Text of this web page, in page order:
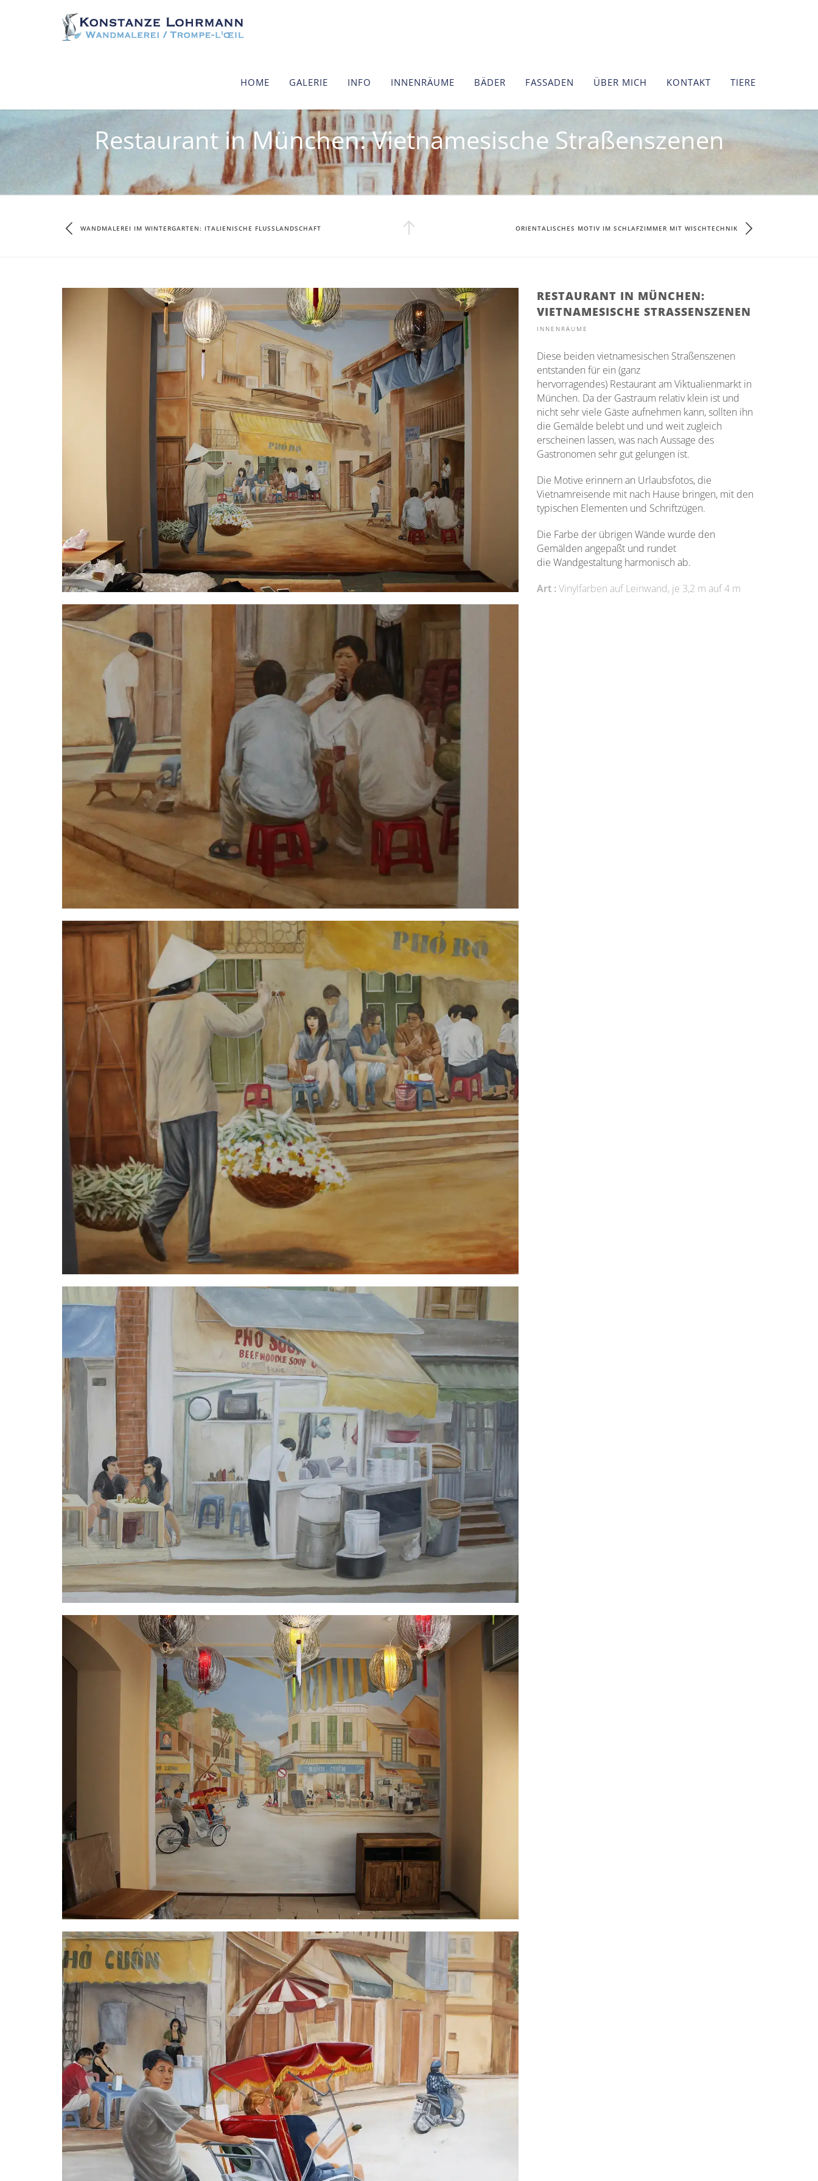
HOME GALERIE INFO INNENRÄUME BÄDER FASSADEN ÜBER MICH KONTAKT TIERE
Restaurant in München: Vietnamesische Straßenszenen
WANDMALEREI IM WINTERGARTEN: ITALIENISCHE FLUSSLANDSCHAFT ORIENTALISCHES MOTIV IM SCHLAFZIMMER MIT WISCHTECHNIK
RESTAURANT IN MÜNCHEN:
VIETNAMESISCHE STRASSENSZENEN
INNENRÄUME
Diese beiden vietnamesischen Straßenszenen
entstanden für ein (ganz
hervorragendes) Restaurant am Viktualienmarkt in
München. Da der Gastraum relativ klein ist und
nicht sehr viele Gäste aufnehmen kann, sollten ihn
die Gemälde belebt und und weit zugleich
erscheinen lassen, was nach Aussage des
Gastronomen sehr gut gelungen ist.
Die Motive erinnern an Urlaubsfotos, die
Vietnamreisende mit nach Hause bringen, mit den
typischen Elementen und Schriftzügen.
Die Farbe der übrigen Wände wurde den
Gemälden angepaßt und rundet
die Wandgestaltung harmonisch ab.
Art : Vinylfarben auf Leinwand, je 3,2 m auf 4 m